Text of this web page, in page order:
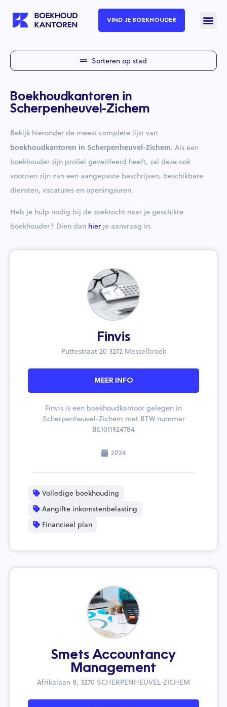
VIND JE BOEKHOUDER
Sorteren op stad
Boekhoudkantoren in
Scherpenheuvel-Zichem
Bekijk hieronder de meest complete lijst van
boekhoudkantoren in Scherpenheuvel-Zichem. Als een
boekhouder zijn profiel geverifeerd heeft, zal deze ook
voorzien zijn van een aangepaste beschrijven, beschikbare
diensten, vacatures en openingsuren.
Heb je hulp nodig bij de zoektocht naar je geschikte
boekhouder? Dien dan hier je aanvraag in.
Finvis
Puttestraat 20 3272 Messelbroek
MEER INFO
Finvis is een boekhoudkantoor gelegen in
Scherpenheuvel-Zichem met BTW nummer
BE1011924784
2024
Volledige boekhouding
Aangifte inkomstenbelasting
Financieel plan
Smets Accountancy
Management
Afrikalaan 8, 3270 SCHERPENHEUVEL-ZICHEM